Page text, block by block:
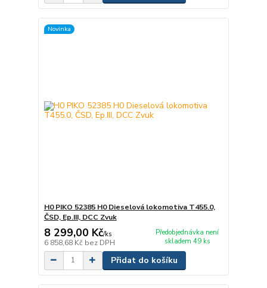
Novinka
H0 PIKO 52385 H0 Dieselová lokomotiva T455.0,
ČSD, Ep.III, DCC Zvuk
8 299,00 Kč/ks
6 858,68 Kč bez DPH
Předobjednávka není
skladem 49 ks
Přidat do košíku